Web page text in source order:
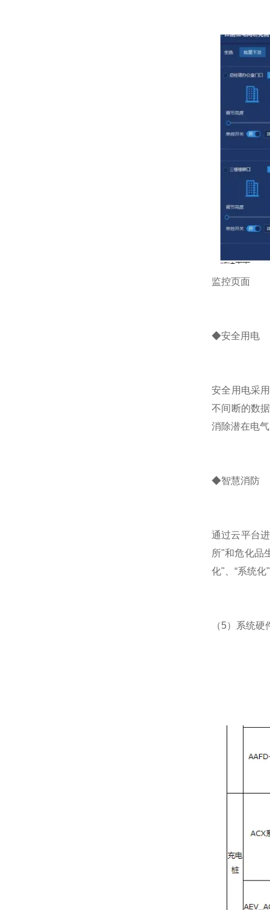
监控页面
◆安全用电
安全用电采
不间断的数
消除潜在电
◆智慧消防
通过云平台
所"和危化品
化"、“系统
（5）系统硬